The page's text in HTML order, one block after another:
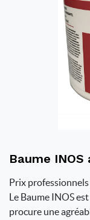
Baume
Prix
Le Baume INOS
procure une